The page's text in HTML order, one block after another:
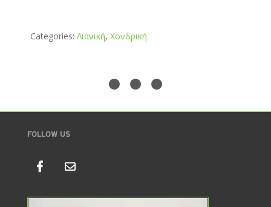
Categories: Λιανική, Χονδρική
FOLLOW US